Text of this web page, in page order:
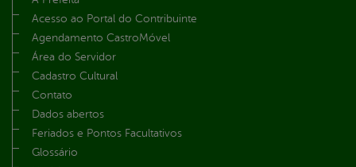
Acesso ao Portal do Contribuinte
Agendamento CastroMóvel
Área do Servidor
Cadastro Cultural
Contato
Dados abertos
Feriados e Pontos Facultativos
Glossário